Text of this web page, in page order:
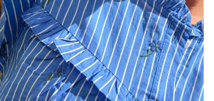
CREATE AN ACCOUNT